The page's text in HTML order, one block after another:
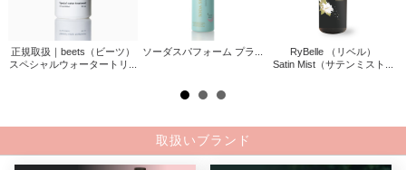
正規取扱｜beets（ビーツ）
スペシャルウォータートリ...
ソーダスパフォーム プラ...
RyBelle （リベル）
Satin Mist（サテンミスト...
取扱いブランド